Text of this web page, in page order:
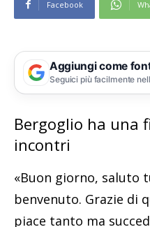
Facebook
Aggiungi come
Seguici più facilmente
Bergoglio ha una
incontri
«Buon giorno, saluto
benvenuto. Grazie di
piace tanto ma